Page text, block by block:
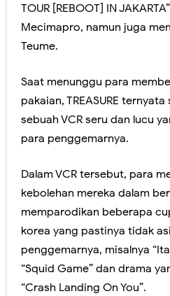
TOUR [REBOOT] IN
Mecimapro, namun juga
Teume.
Saat menunggu para
pakaian, TREASURE
sebuah VCR seru dan lucu
para penggemarnya.
Dalam VCR tersebut, para
kebolehan mereka dalam
memparodikan beberapa
korea yang pastinya tidak
penggemarnya, misalnya
“Squid Game” dan drama
“Crash Landing On You”.